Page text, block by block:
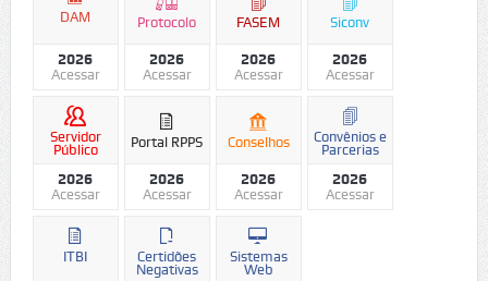
DAM
2026
Acessar
Protocolo
2026
Acessar
FASEM
2026
Acessar
Siconv
2026
Acessar
Servidor
Público
2026
Acessar
Portal RPPS
2026
Acessar
Conselhos
2026
Acessar
Convênios e
Parcerias
2026
Acessar
ITBI
Certidões
Negativas
Sistemas
Web